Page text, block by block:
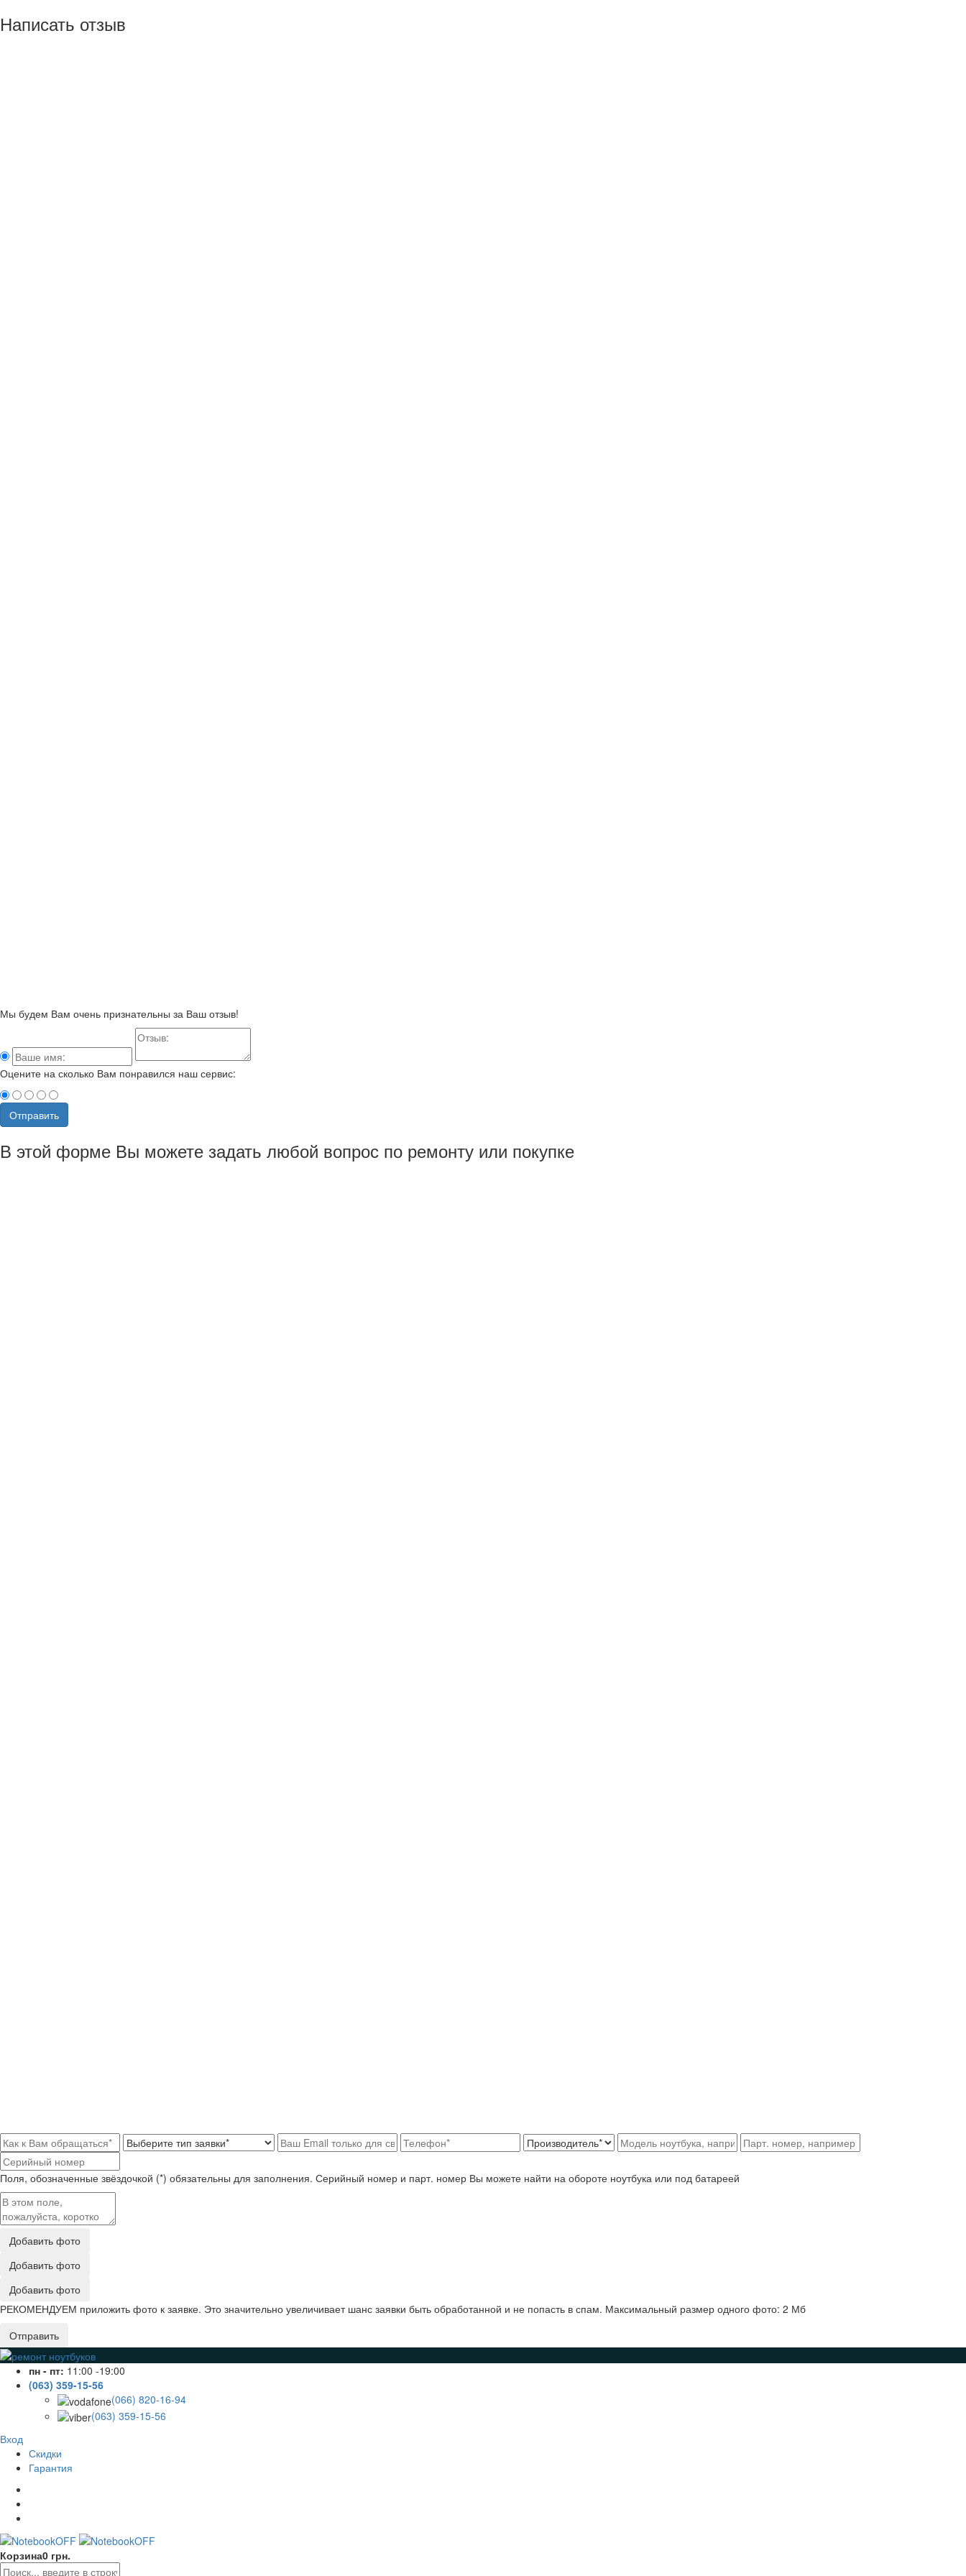
Написать отзыв
Мы будем Вам очень признательны за Ваш отзыв!
Оцените на сколько Вам понравился наш сервис:
Отправить
В этой форме Вы можете задать любой вопрос по ремонту или покупке
Поля, обозначенные звёздочкой (*) обязательны для заполнения. Серийный номер и парт. номер Вы можете найти на обороте ноутбука или под батареей
Добавить фото
Добавить фото
Добавить фото
РЕКОМЕНДУЕМ приложить фото к заявке. Это значительно увеличивает шанс заявки быть обработанной и не попасть в спам. Максимальный размер одного фото: 2 Мб
Отправить
пн - пт: 11:00 -19:00
(063) 359-15-56
(066) 820-16-94
(063) 359-15-56
Вход
Скидки
Гарантия
Корзина0 грн.